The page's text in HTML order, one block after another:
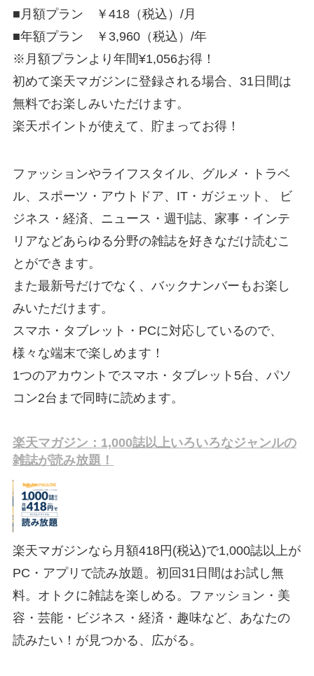
■月額プラン ￥418（税込）/月
■年額プラン ￥3,960（税込）/年
※月額プランより年間¥1,056お得！
初めて楽天マガジンに登録される場合、31日間は
無料でお楽しみいただけます。
楽天ポイントが使えて、貯まってお得！
ファッションやライフスタイル、グルメ・トラベ
ル、スポーツ・アウトドア、IT・ガジェット、 ビ
ジネス・経済、ニュース・週刊誌、家事・インテ
リアなどあらゆる分野の雑誌を好きなだけ読むこ
とができます。
また最新号だけでなく、バックナンバーもお楽し
みいただけます。
スマホ・タブレット・PCに対応しているので、
様々な端末で楽しめます！
1つのアカウントでスマホ・タブレット5台、パソ
コン2台まで同時に読めます。
楽天マガジン：1,000誌以上いろいろなジャンルの
雑誌が読み放題！
楽天マガジンなら月額418円(税込)で1,000誌以上が
PC・アプリで読み放題。初回31日間はお試し無
料。オトクに雑誌を楽しめる。ファッション・美
容・芸能・ビジネス・経済・趣味など、あなたの
読みたい！が見つかる、広がる。